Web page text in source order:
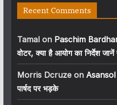
Recent Comments
Tamalon Paschim
वोटर, क्या है आयोग का निर्देश
Morris Dcruzeon Asansol
पार्षद पर भड़के